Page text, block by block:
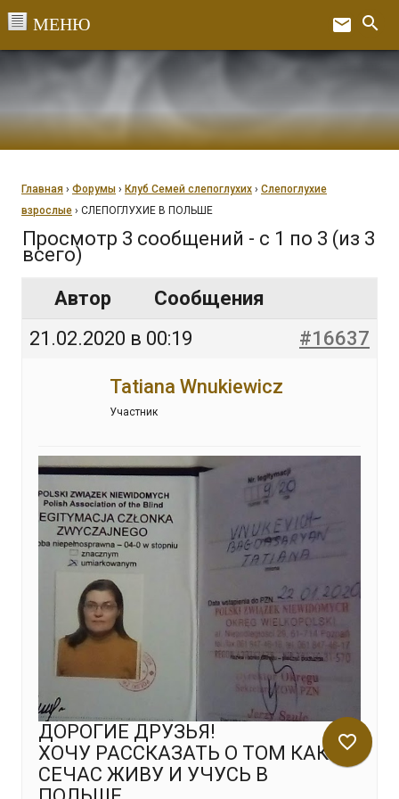
email search
Главная › Форумы › Клуб Семей слепоглухих › Слепоглухие
взрослые › СЛЕПОГЛУХИЕ В ПОЛЬШЕ
Просмотр 3 сообщений - с 1 по 3 (из 3
всего)
Автор
Сообщения
21.02.2020 в 00:19
#16637
Tatiana Wnukiewicz
Участник
ДОРОГИЕ ДРУЗЬЯ!
ХОЧУ РАССКАЗАТЬ О ТОМ КАК Я
СЕЧАС ЖИВУ И УЧУСЬ В
favorite_border